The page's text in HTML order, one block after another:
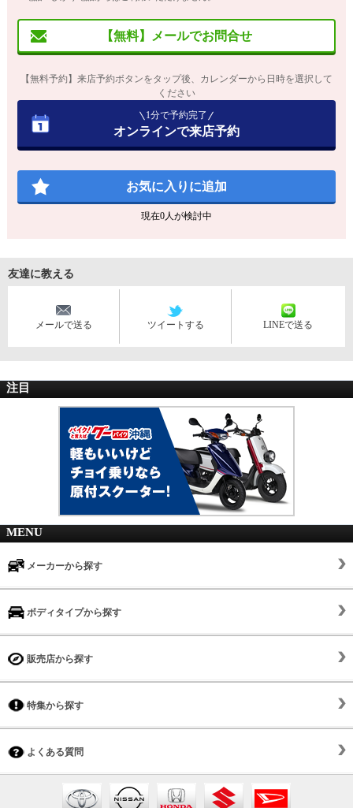
【無料】メールでお問合せ
【無料予約】来店予約ボタンをタップ後、カレンダーから日時を選択して
ください
1分で予約完了
オンラインで来店予約
お気に入りに追加
現在0人が検討中
友達に教える
メールで送る ツイートする LINEで送る
注目
MENU
メーカーから探す
ボディタイプから探す
販売店から探す
特集から探す
よくある質問